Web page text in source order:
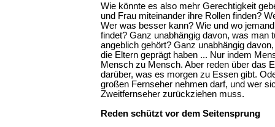
Wie könnte es also mehr Gerechtigkeit
und Frau miteinander ihre Rollen finden?
Wer was besser kann? Wie und wo
findet? Ganz unabhängig davon, was man
angeblich gehört? Ganz unabhängig
die Eltern geprägt haben ... Nur indem
Mensch zu Mensch. Aber reden über das
darüber, was es morgen zu Essen gibt.
großen Fernseher nehmen darf, und wer
Zweitfernseher zurückziehen muss.
Reden schützt vor dem Seitensprung